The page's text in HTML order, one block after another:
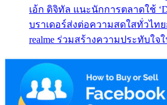
เอ้ก ดิจิทัล แนะนักการตลาดใช้
บราเดอร์ส่งต่อความสดใสทั่วไท
realme ร่วมสร้างความประทับใจ